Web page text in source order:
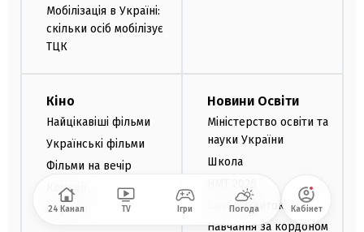
Мобілізація в Україні:
скільки осіб мобілізує
ТЦК
Кіно
Найцікавіші фільми
Українські фільми
Фільми на вечір
Комедії
Серіали
Новини Освіти
Міністерство освіти та
науки України
Школа
Саморозвиток
Навчання за кордоном
24 Канал TV Ігри Погода Кабінет